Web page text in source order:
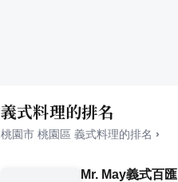
義式料理的排名
桃園市 桃園區 義式料理的排名 ›
Mr. May義式百匯